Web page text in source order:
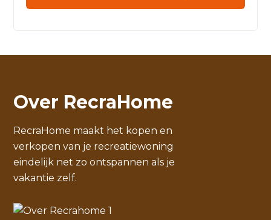
Over RecraHome
RecraHome maakt het kopen en
verkopen van je recreatiewoning
eindelijk net zo ontspannen als je
vakantie zelf.